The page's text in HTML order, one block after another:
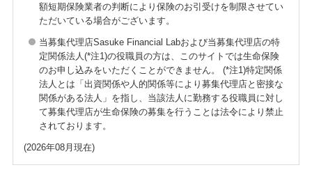
額短期保険業者の判断により保険のお引受けを制限させてい
ただいている場合がございます。
当募集代理店Sasuke Financial Labおよび当募集代理店の特
定関係法人(*注1)の役職員の方は、このサイトでは生命保険
のお申し込みをいただくことができません。 (*注1)特定関係
法人とは「出資関係や人的関係等により募集代理店と密接な
関係がある法人」を指し、当該法人に勤務する役職員に対し
て募集代理店が生命保険の募集を行うことは法令により禁止
されております。
(2026年08月現在)